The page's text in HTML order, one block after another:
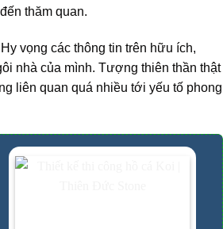
thăm quan.
vọng các thông tin trên hữu ích,
nhà của mình. Tượng thiên thần thật
liên quan quá nhiều tới yếu tố phong